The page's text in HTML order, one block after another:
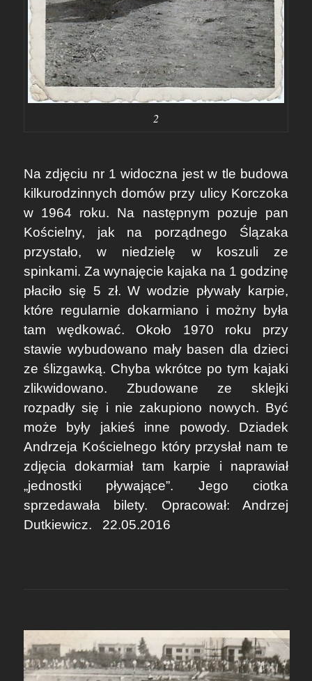
2
Na zdjęciu nr 1 widoczna jest w tle budowa
kilkurodzinnych domów przy ulicy Korczoka
w 1964 roku. Na następnym pozuje pan
Kościelny, jak na porządnego Ślązaka
przystało, w niedzielę w koszuli ze
spinkami. Za wynajęcie kajaka na 1 godzinę
płaciło się 5 zł. W wodzie pływały karpie,
które regularnie dokarmiano i możny była
tam wędkować. Około 1970 roku przy
stawie wybudowano mały basen dla dzieci
ze ślizgawką. Chyba wkrótce po tym kajaki
zlikwidowano. Zbudowane ze sklejki
rozpadły się i nie zakupiono nowych. Być
może były jakieś inne powody. Dziadek
Andrzeja Kościelnego który przysłał nam te
zdjęcia dokarmiał tam karpie i naprawiał
„jednostki pływające”. Jego ciotka
sprzedawała bilety. Opracował: Andrzej
Dutkiewicz. 22.05.2016